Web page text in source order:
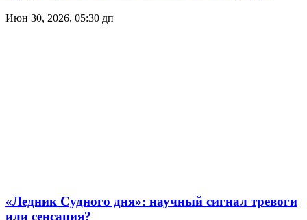
Июн 30, 2026, 05:30 дп
«Ледник Судного дня»: научный сигнал тревоги
или сенсация?